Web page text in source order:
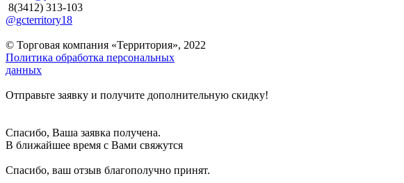
8(3412) 313-103
@gcterritory18
© Торговая компания «Территория», 2022
Политика обработка персональных
данных
Отправьте заявку и получите дополнительную скидку!
Спасибо, Ваша заявка получена.
В ближайшее время с Вами свяжутся
Спасибо, ваш отзыв благополучно принят.